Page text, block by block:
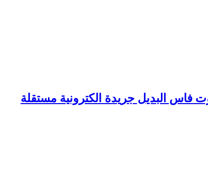
فاس البديل جريدة الكترونية مستقلة